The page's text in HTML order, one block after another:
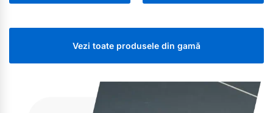
Vezi toate produsele din gamă